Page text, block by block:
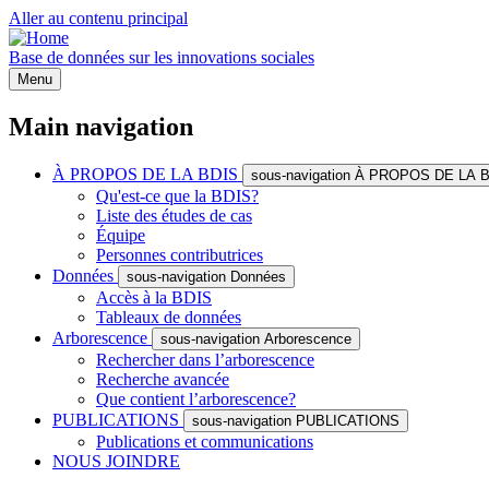
Aller au contenu principal
Base de données sur les innovations sociales
Menu
Main navigation
À PROPOS DE LA BDIS sous-navigation À PROPOS DE LA
Qu'est-ce que la BDIS?
Liste des études de cas
Équipe
Personnes contributrices
Données
sous-navigation Données
Accès à la BDIS
Tableaux de données
Arborescence
sous-navigation Arborescence
Rechercher dans l’arborescence
Recherche avancée
Que contient l’arborescence?
PUBLICATIONS
sous-navigation PUBLICATIONS
Publications et communications
NOUS JOINDRE